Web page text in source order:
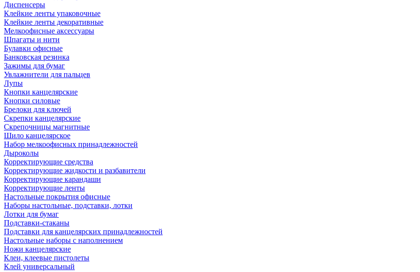
Диспенсеры
Клейкие ленты упаковочные
Клейкие ленты декоративные
Мелкоофисные аксессуары
Шпагаты и нити
Булавки офисные
Банковская резинка
Зажимы для бумаг
Увлажнители для пальцев
Лупы
Кнопки канцелярские
Кнопки силовые
Брелоки для ключей
Скрепки канцелярские
Скрепочницы магнитные
Шило канцелярское
Набор мелкоофисных принадлежностей
Дыроколы
Корректирующие средства
Корректирующие жидкости и разбавители
Корректирующие карандаши
Корректирующие ленты
Настольные покрытия офисные
Наборы настольные, подставки, лотки
Лотки для бумаг
Подставки-стаканы
Подставки для канцелярских принадлежностей
Настольные наборы с наполнением
Ножи канцелярские
Клеи, клеевые пистолеты
Клей универсальный